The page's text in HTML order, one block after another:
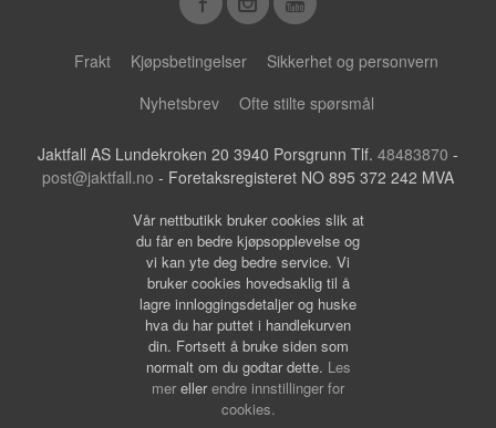
Frakt Kjøpsbetingelser
Sikkerhet og personvern
Nyhetsbrev
Ofte stilte spørsmål
Jaktfall AS Lundekroken 20 3940 Porsgrunn Tlf. 48483870 -
post@jaktfall.no - Foretaksregisteret NO 895 372 242 MVA
Vår nettbutikk bruker cookies slik at
du får en bedre kjøpsopplevelse og
vi kan yte deg bedre service. Vi
bruker cookies hovedsaklig til å
lagre innloggingsdetaljer og huske
hva du har puttet i handlekurven
din. Fortsett å bruke siden som
normalt om du godtar dette. Les
mer ellerendre innstillinger for
cookies.